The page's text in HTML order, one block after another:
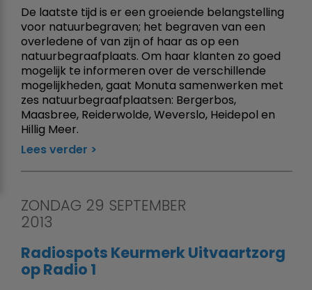
De laatste tijd is er een groeiende belangstelling
voor natuurbegraven; het begraven van een
overledene of van zijn of haar as op een
natuurbegraafplaats. Om haar klanten zo goed
mogelijk te informeren over de verschillende
mogelijkheden, gaat Monuta samenwerken met
zes natuurbegraafplaatsen: Bergerbos,
Maasbree, Reiderwolde, Weverslo, Heidepol en
Hillig Meer.
Lees verder
ZONDAG 29 SEPTEMBER
2013
Radiospots Keurmerk Uitvaartzorg
op Radio 1